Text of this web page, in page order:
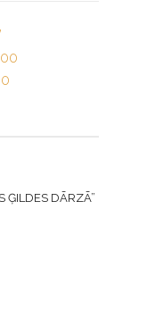
ĢILDES DĀRZĀ”